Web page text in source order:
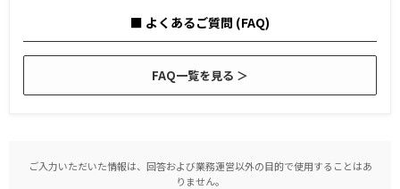
■ よくあるご質問 (FAQ)
FAQ一覧を見る ＞
ご入力いただいた情報は、回答および業務運営以外の目的で使用することはあ
りません。